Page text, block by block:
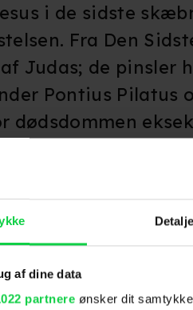
af dine data
partnere ønsker dit
i de sidste
Fra Den
Judas; de pinsler
Pontius Pilatus
dødsdommen